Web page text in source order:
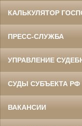
КАЛЬКУЛЯТОР
ПРЕСС-СЛУЖБА
УПРАВЛЕНИЕ
СУДЫ СУБЪЕКТА РФ
ВАКАНСИИ